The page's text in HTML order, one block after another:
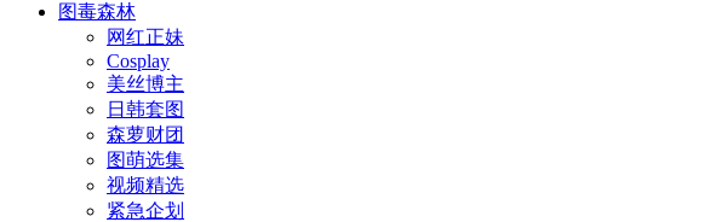
图毒森林
网红正妹
Cosplay
美丝博主
日韩套图
森萝财团
图萌选集
视频精选
紧急企划